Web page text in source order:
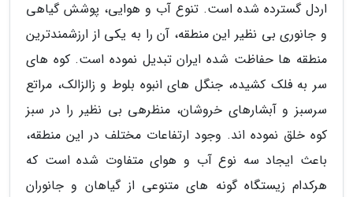
اردل گسترده شده است. تنوع آب و هوایی، پوشش گیاهی
و جانوری بی نظیر این منطقه، آن را به یکی از ارزشمندترین
منطقه ها حفاظت شده ایران تبدیل نموده است. کوه های
سر به فلک کشیده، جنگل های انبوه بلوط و زالزالک، مراتع
سرسبز و آبشارهای خروشان، منظرهی بی نظیر را در سبز
کوه خلق نموده اند. وجود ارتفاعات مختلف در این منطقه،
باعث ایجاد سه نوع آب و هوای متفاوت شده است که
هرکدام زیستگاه گونه های متنوعی از گیاهان و جانوران